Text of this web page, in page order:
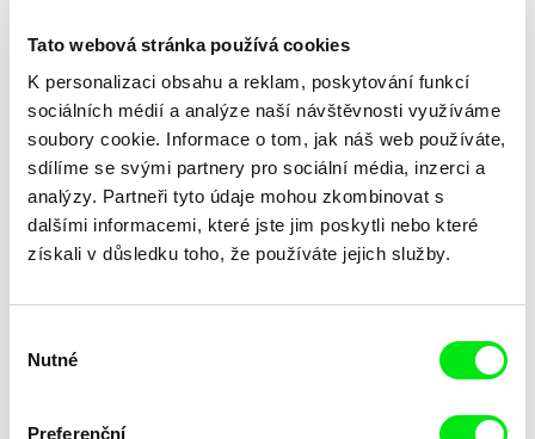
Tato webová stránka používá cookies
K personalizaci obsahu a reklam, poskytování funkcí
sociálních médií a analýze naší návštěvnosti využíváme
soubory cookie. Informace o tom, jak náš web používáte,
sdílíme se svými partnery pro sociální média, inzerci a
analýzy. Partneři tyto údaje mohou zkombinovat s
dalšími informacemi, které jste jim poskytli nebo které
získali v důsledku toho, že používáte jejich služby.
souhlasu
Nutné
Preferenční
Vybrané filmy
Anna Kryvenko
Můj neznámý vojín
Apolena Rychlíková
Český žurnál: Hranice práce
Tereza Nvotová